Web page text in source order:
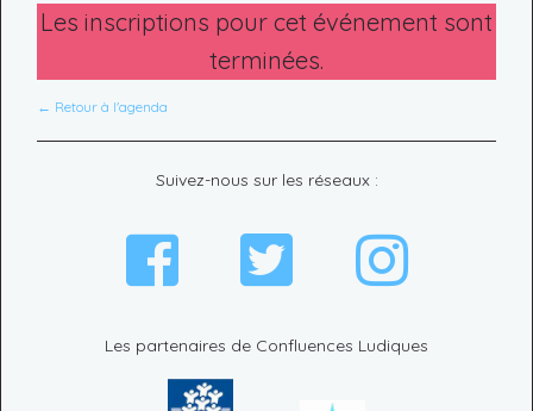
Les inscriptions pour cet événement sont
terminées.
← Retour à l'agenda
Les partenaires de Confluences Ludiques
Suivez-nous sur les réseaux :